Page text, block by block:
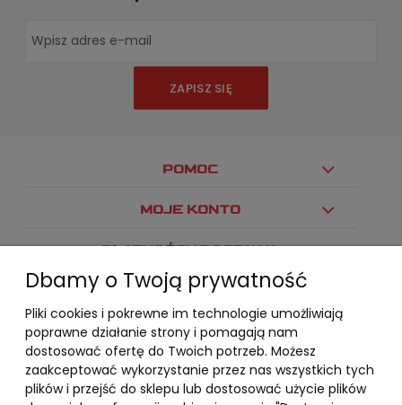
ZAPISZ SIĘ
POMOC
MOJE KONTO
PŁATNOŚCI I DOSTAWA
INFORMACJE
O NAS
Dbamy o Twoją prywatność
Pliki cookies i pokrewne im technologie umożliwiają
poprawne działanie strony i pomagają nam
dostosować ofertę do Twoich potrzeb. Możesz
zaakceptować wykorzystanie przez nas wszystkich tych
plików i przejść do sklepu lub dostosować użycie plików